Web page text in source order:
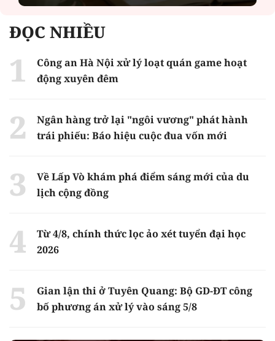
ĐỌC NHIỀU
Công an Hà Nội xử lý loạt quán game hoạt
động xuyên đêm
Ngân hàng trở lại "ngôi vương" phát hành
trái phiếu: Báo hiệu cuộc đua vốn mới
Về Lấp Vò khám phá điểm sáng mới của du
lịch cộng đồng
Từ 4/8, chính thức lọc ảo xét tuyển đại học
2026
Gian lận thi ở Tuyên Quang: Bộ GD-ĐT công
bố phương án xử lý vào sáng 5/8